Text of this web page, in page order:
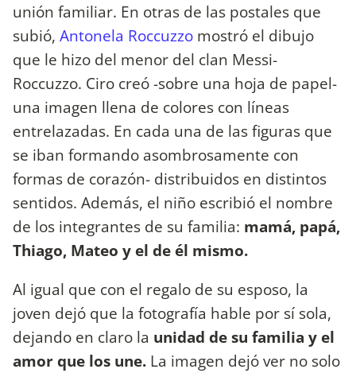
unión familiar. En otras de las postales que
subió, Antonela Roccuzzo mostró el dibujo
que le hizo del menor del clan Messi-
Roccuzzo. Ciro creó -sobre una hoja de papel-
una imagen llena de colores con líneas
entrelazadas. En cada una de las figuras que
se iban formando asombrosamente con
formas de corazón- distribuidos en distintos
sentidos. Además, el niño escribió el nombre
de los integrantes de su familia: mamá, papá,
Thiago, Mateo y el de él mismo.
Al igual que con el regalo de su esposo, la
joven dejó que la fotografía hable por sí sola,
dejando en claro la unidad de su familia y el
amor que los une. La imagen dejó ver no solo